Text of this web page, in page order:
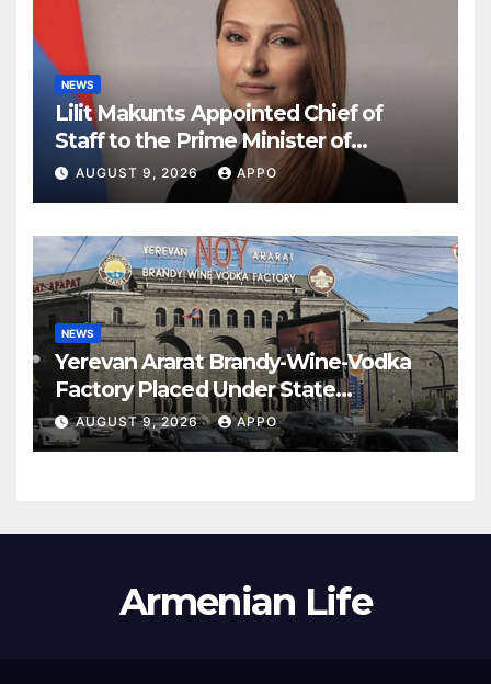
NEWS
Lilit Makunts Appointed Chief of
Staff to the Prime Minister of
Armenia
AUGUST 9, 2026 APPO
NEWS
Yerevan Ararat Brandy-Wine-Vodka
Factory Placed Under State
Administration
AUGUST 9, 2026 APPO
Armenian Life